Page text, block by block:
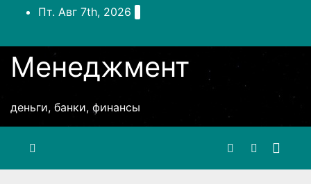
ПерейтиПт. Авг 7th, 2026
Менеджмент
деньги, банки, финансы